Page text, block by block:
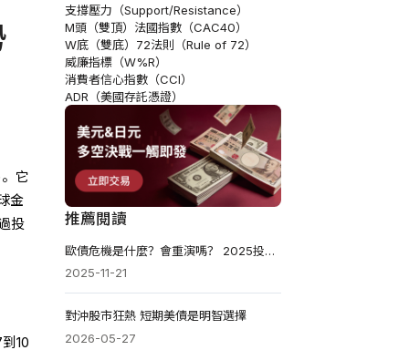
它
金
投
10
支撐壓力（Support/Resistance）
M頭（雙頂） 法國指數（CAC40）
W底（雙底） 72法則（Rule of 72）
威廉指標（W%R）
消費者信心指數（CCI）
ADR（美國存託憑證）
推薦閱讀
歐債危機是什麼？會重演嗎？ 2025投資者生存與佈局指南
2025-11-21
對沖股市狂熱 短期美債是明智選擇
2026-05-27